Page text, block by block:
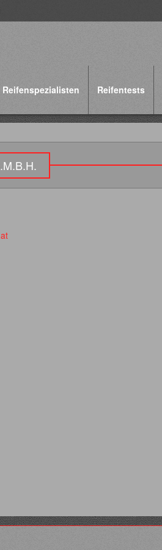
Reifenspezialisten Reifentests